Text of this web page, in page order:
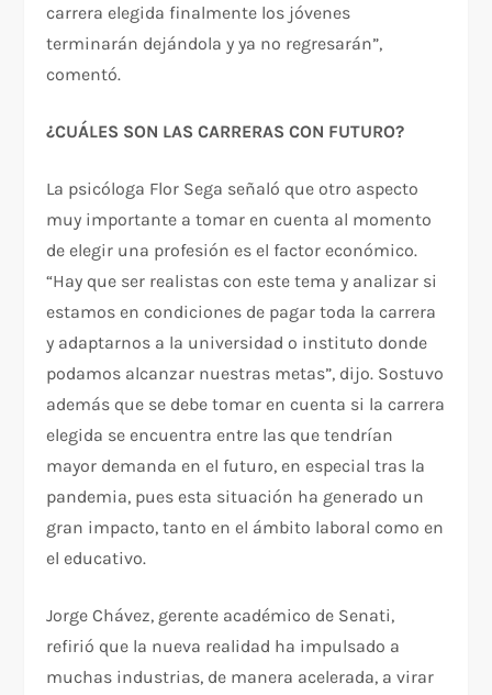
carrera elegida finalmente los jóvenes
terminarán dejándola y ya no regresarán”,
comentó.
¿CUÁLES SON LAS CARRERAS CON FUTURO?
La psicóloga Flor Sega señaló que otro aspecto
muy importante a tomar en cuenta al momento
de elegir una profesión es el factor económico.
“Hay que ser realistas con este tema y analizar si
estamos en condiciones de pagar toda la carrera
y adaptarnos a la universidad o instituto donde
podamos alcanzar nuestras metas”, dijo. Sostuvo
además que se debe tomar en cuenta si la carrera
elegida se encuentra entre las que tendrían
mayor demanda en el futuro, en especial tras la
pandemia, pues esta situación ha generado un
gran impacto, tanto en el ámbito laboral como en
el educativo.
Jorge Chávez, gerente académico de Senati,
refirió que la nueva realidad ha impulsado a
muchas industrias, de manera acelerada, a virar